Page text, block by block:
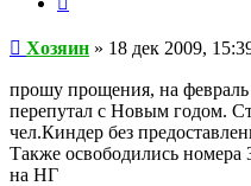
Хозяин » 18 дек 2009,
прошу прощения, на февраль
перепутал с Новым годом.
чел.Киндер без
Также освободились номера
на НГ